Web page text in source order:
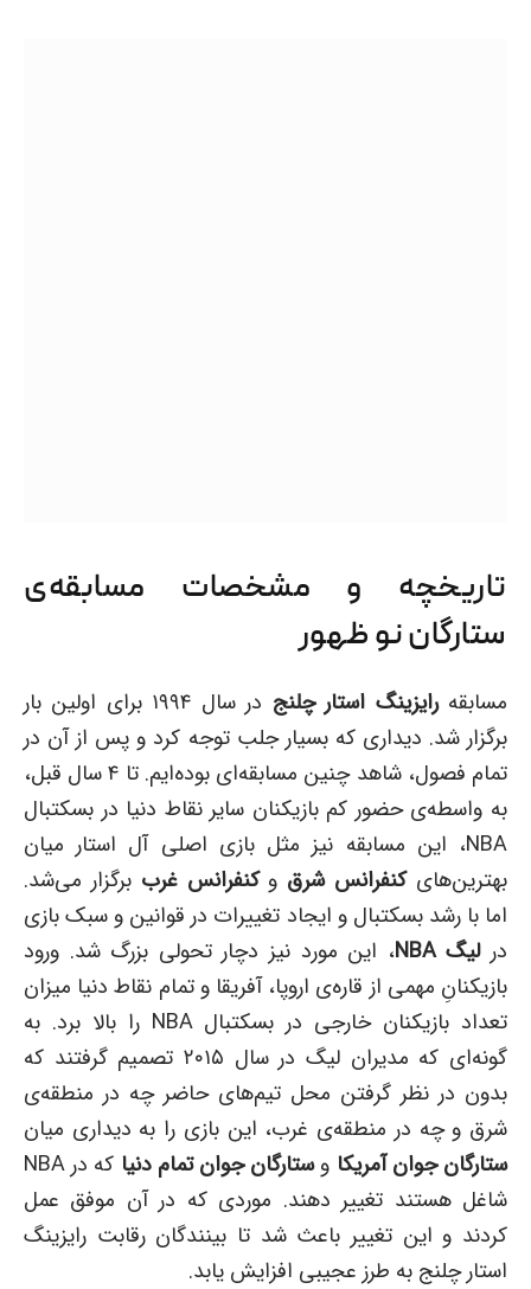
تاریخچه و مشخصات مسابقه‌ی
ستارگان نو ظهور
مسابقهرایزینگ استار چلنج
در سال ۱۹۹۴ برای اولین بار
برگزار شد. دیداری که بسیار جلب توجه کرد و پس از آن در
تمام فصول، شاهد چنین مسابقه‌ای بوده‌ایم. تا ۴ سال قبل،
به واسطه‌ی حضور کم بازیکنان سایر نقاط دنیا در بسکتبال
NBA، این مسابقه نیز مثل بازی اصلی آل استار میان
بهترین‌هایکنفرانس شرق وکنفرانس غرب برگزار می‌شد.
اما با رشد بسکتبال و ایجاد تغییرات در قوانین و سبک بازی
درلیگNBA، این مورد نیز دچار تحولی بزرگ شد. ورود
بازیکنانِ مهمی از قاره‌ی اروپا، آفریقا و تمام نقاط دنیا میزان
تعداد بازیکنان خارجی در بسکتبال NBA را بالا برد. به
گونه‌ای که مدیران لیگ در سال ۲۰۱۵ تصمیم گرفتند که
بدون در نظر گرفتن محل تیم‌های حاضر چه در منطقه‌ی
شرق و چه در منطقه‌ی غرب، این بازی را به دیداری میان
ستارگان جوان آمریکا وستارگان جوان تمام دنیا
که در NBA
شاغل هستند تغییر دهند. موردی که در آن موفق عمل
کردند و این تغییر باعث شد تا بینندگان رقابت رایزینگ
استار چلنج به طرز عجیبی افزایش یابد.